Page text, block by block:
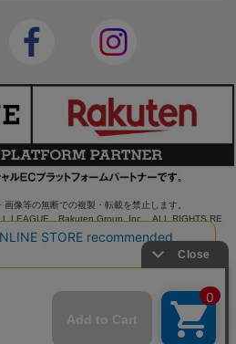
像等の無断での複製・転載を禁止します。
LEAGUE Rakuten Group, Inc. ALL RIGHTS RE
SERVED.